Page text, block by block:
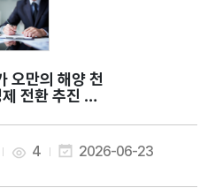
전환 추진 전
for sust
4 2026-06-23